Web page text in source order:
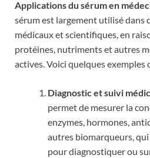
Applications du sérum en
sérum est largement utilisé dans
médicaux et scientifiques, en
protéines, nutriments et autres
actives. Voici quelques exemples
Diagnostic et suivi
permet de mesurer la
enzymes, hormones,
autres biomarqueurs,
pour diagnostiquer ou